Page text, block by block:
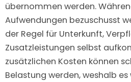
übernommen werden.
Aufwendungen bezuschusst
der Regel für Unterkunft,
Zusatzleistungen selbst
zusätzlichen Kosten können
Belastung werden, weshalb